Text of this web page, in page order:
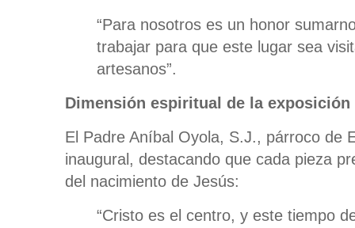
“Para nosotros es un honor
trabajar para que este lugar sea
artesanos”.
Dimensión espiritual de la exposición
El Padre Aníbal Oyola, S.J., párroco de
inaugural, destacando que cada pieza
del nacimiento de Jesús:
“Cristo es el centro, y este tiempo